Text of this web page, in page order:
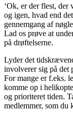
‘Ok, er der flest, der
og igen, hvad end
gennemgang af
Lad os prøve at
på drøftelserne.
Lyder det
involverer sig på det
For mange er f.eks.
komme op i
og prioriteret tiden.
medlemmer, som du